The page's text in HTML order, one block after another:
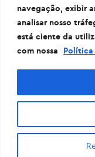
navegação, exibir
analisar nosso
está ciente da
com nossa
Política
Prefeitura da